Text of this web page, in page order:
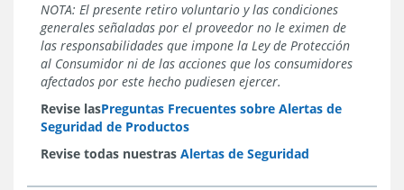
NOTA: El presente retiro voluntario y las condiciones
generales señaladas por el proveedor no le eximen de
las responsabilidades que impone la Ley de Protección
al Consumidor ni de las acciones que los consumidores
afectados por este hecho pudiesen ejercer.
Revise lasPreguntas Frecuentes sobre Alertas de
Seguridad de Productos
Revise todas nuestras Alertas de Seguridad